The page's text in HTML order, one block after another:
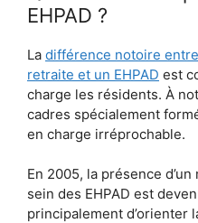
EHPAD ?
La différence notoire
retraite et un EHPAD est
charge les résidents. À
cadres spécialement
en charge irréprochable.
En 2005, la présence
sein des EHPAD est
principalement d’orienter